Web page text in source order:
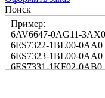
Поиск
Пример:
6AV6647-0AG11-3AX0
6ES7322-1BL00-0AA0
6ES7323-1BL00-0AA0
6ES7331-1KF02-0AB0